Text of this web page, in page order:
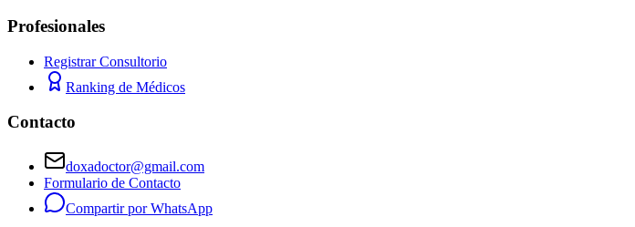
Profesionales
Registrar Consultorio
Ranking de Médicos
Contacto
doxadoctor@gmail.com
Formulario de Contacto
Compartir por WhatsApp